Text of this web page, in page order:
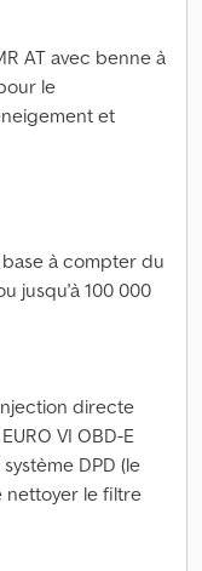
AT avec benne à
le
et
à compter du
jusqu'à 100 000
directe
VI OBD-E
DPD (le
nettoyer le filtre